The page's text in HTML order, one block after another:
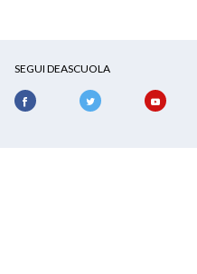
SEGUI DEASCUOLA